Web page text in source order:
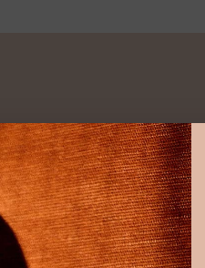
la
fermer un
hommes
la broche
de